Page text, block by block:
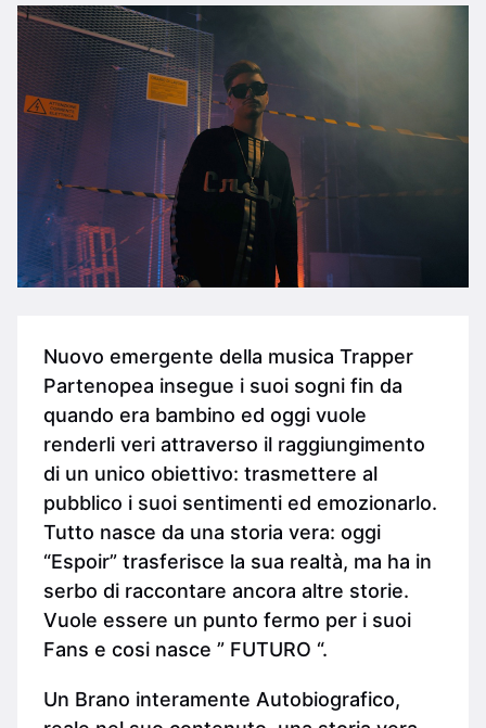
Nuovo emergente della musica Trapper
Partenopea insegue i suoi sogni fin da
quando era bambino ed oggi vuole
renderli veri attraverso il raggiungimento
di un unico obiettivo: trasmettere al
pubblico i suoi sentimenti ed emozionarlo.
Tutto nasce da una storia vera: oggi
“Espoir” trasferisce la sua realtà, ma ha in
serbo di raccontare ancora altre storie.
Vuole essere un punto fermo per i suoi
Fans e cosi nasce ” FUTURO “.
Un Brano interamente Autobiografico,